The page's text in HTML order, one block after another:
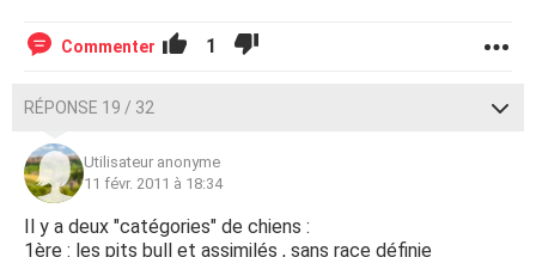
Commenter 1
RÉPONSE 19 / 32
Utilisateur anonyme
11 févr. 2011 à 18:34
Il y a deux "catégories" de chiens :
1ère : les pits bull et assimilés , sans race définie